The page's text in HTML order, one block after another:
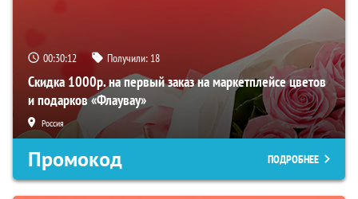
00:30:11 Получили: 18
Скидка 1000р. на первый заказ на маркетплейсе цветов
и подарков «Флаувау»
Россия
Промокод ПОДРОБНЕЕ